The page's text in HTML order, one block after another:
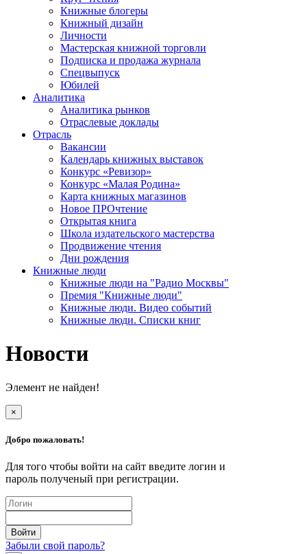
Книжные блогеры
Книжный дизайн
Личности
Мастерская книжной торговли
Подписка и продажа журнала
Спецвыпуск
Юбилей
Аналитика
Аналитика рынков
Отраслевые доклады
Отрасль
Вакансии
Календарь книжных выставок
Конкурс «Ревизор»
Конкурс «Малая Родина»
Карта книжных магазинов
Новое ПРОчтение
Открытая книга
Школа издательского мастерства
Продвижение чтения
Дни рождения
Книжные люди
Книжные люди на "Радио Москвы"
Премия "Книжные люди"
Книжные люди. Видео событий
Книжные люди. Списки книг
Новости
Элемент не найден!
×
Добро пожаловать!
Для того чтобы войти на сайт введите логин и
пароль полученый при регистрации.
Забыли свой пароль?